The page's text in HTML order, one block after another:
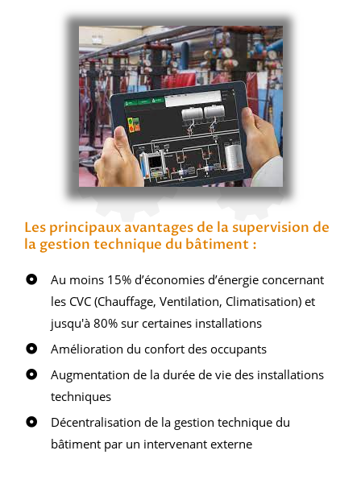
Les principaux avantages de la supervision de
la gestion technique du bâtiment :
Au moins 15% d’économies d’énergie concernant
les CVC (Chauffage, Ventilation, Climatisation) et
jusqu'à 80% sur certaines installations
Amélioration du confort des occupants
Augmentation de la durée de vie des installations
techniques
Décentralisation de la gestion technique du
bâtiment par un intervenant externe